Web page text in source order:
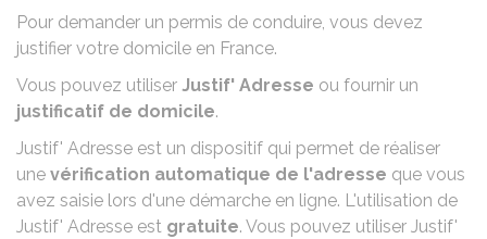
Pour demander un permis de conduire, vous devez
justifier votre domicile en France.
Vous pouvez utiliser Justif' Adresse ou fournir un
justificatif de domicile.
Justif' Adresse est un dispositif qui permet de réaliser
une vérification automatique de l'adresse que vous
avez saisie lors d'une démarche en ligne. L'utilisation de
Justif' Adresse est gratuite. Vous pouvez utiliser Justif'